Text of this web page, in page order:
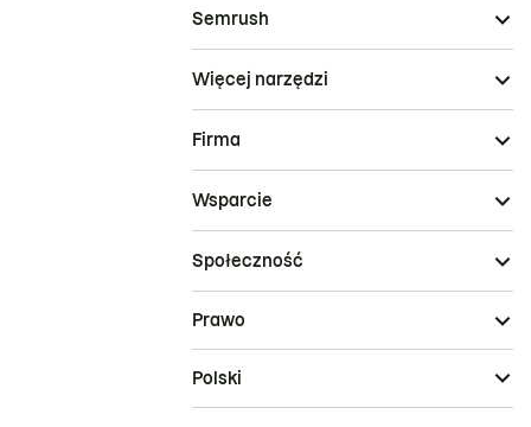
Semrush
Więcej narzędzi
Firma
Wsparcie
Społeczność
Prawo
Polski